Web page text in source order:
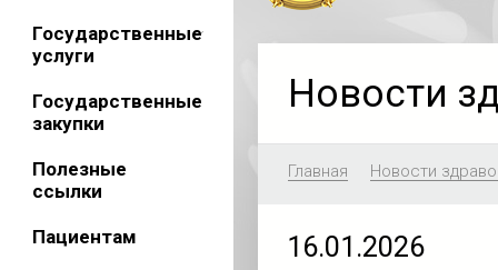
Государственные
услуги
Государственные
закупки
Полезные
ссылки
Пациентам
Новости
Главная Новости
16.01.2026